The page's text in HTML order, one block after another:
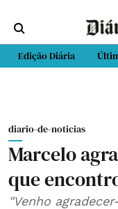
Edição Diária
diario-de-noticias
Marcelo
que
"Venho